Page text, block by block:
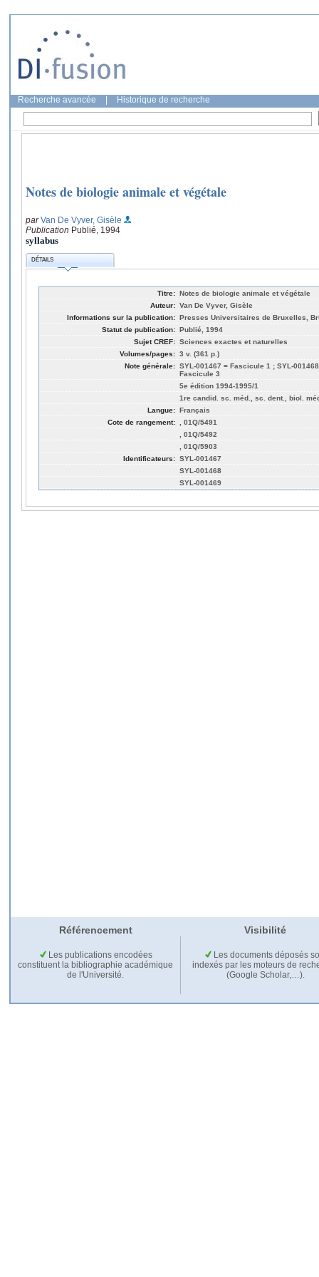
Recherche avancée Historique de recherche
Notes de biologie animale et végétale
parVan De Vyver, Gisèle
Publication Publié, 1994
syllabus
DÉTAILS
Titre: Notes de biologie animale et végétale
Auteur: Van De Vyver, Gisèle
Informations sur la publication: Presses Universitaires de Bruxelles,
Statut de publication: Publié, 1994
Sujet CREF: Sciences exactes et naturelles
Volumes/pages: 3 v. (361 p.)
Note générale: SYL-001467 = Fascicule 1 ; SYL-
Fascicule 3
5e édition 1994-1995/1
1re candid. sc. méd., sc. dent., biol.
Langue: Français
Cote de rangement:
, 01Q/5491
, 01Q/5492
, 01Q/5903
Identificateurs: SYL-001467
SYL-001468
SYL-001469
Référencement Visibilité
Les publications encodées
constituent la bibliographie académique
de l'Université.
Les documents déposés
indexés par les moteurs de
(Google Scholar,…).